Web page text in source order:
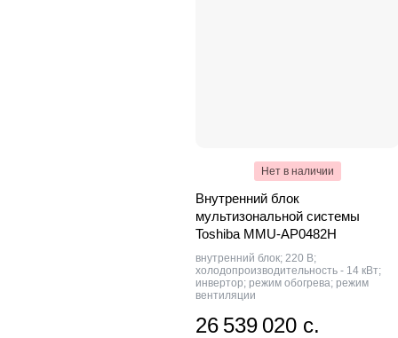
Нет в наличии
Внутренний блок
мультизональной системы
Toshiba MMU-AP0482H
внутренний блок; 220 В;
холодопроизводительность - 14 кВт;
инвертор; режим обогрева; режим
вентиляции
26 539 020 с.